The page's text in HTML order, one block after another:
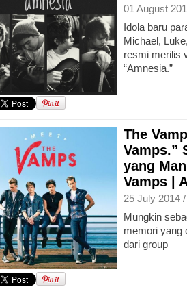
01 August
Idola baru
Michael,
resmi merilis
“Amnesia.”
The
Vamps.”
yang
Vamps |
25 July 2014
Mungkin
memori yang
dari group